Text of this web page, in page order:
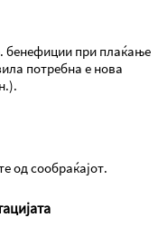
бенефиции при плаќање
потребна е нова
од сообраќајот.